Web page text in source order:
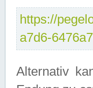
https://
a7d6-
Alternativ